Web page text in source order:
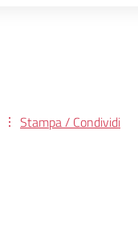
Stampa / Condividi